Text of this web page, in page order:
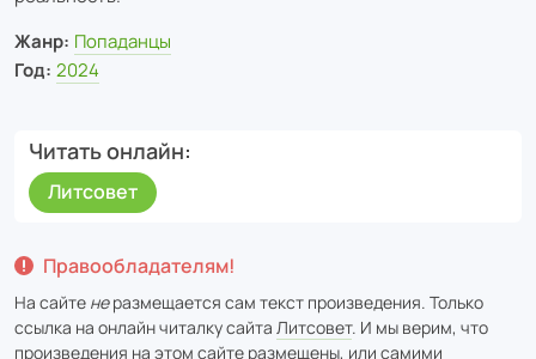
Жанр: Попаданцы
Год: 2024
Читать онлайн
Литсовет
Правообладателям!
На сайте неразмещается сам текст произведения. Только
ссылка на онлайн читалку сайта Литсовет. И мы верим, что
произведения на этом сайте размещены, или самими